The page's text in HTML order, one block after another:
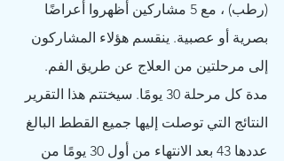
(رطب) ، مع 5 مشاركين أظهروا أعراضًا
بصرية أو عصبية. ينقسم هؤلاء المشاركون
إلى مرحلتين من العلاج عن طريق الفم.
مدة كل مرحلة 30 يومًا. سيختتم هذا التقرير
النتائج التي توصلت إليها جميع القطط البالغ
عددها 43 بعد الانتهاء من أول 30 يومًا من